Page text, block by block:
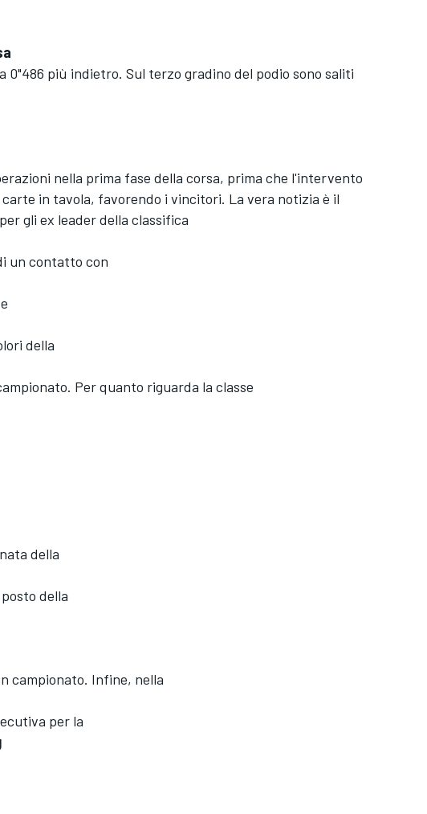
0"486 più indietro. Sul terzo gradino del podio sono saliti
nella prima fase della corsa, prima che l'intervento
in tavola, favorendo i vincitori. La vera notizia è il
gli ex leader della classifica
un contatto con
della
Per quanto riguarda la classe
della
della
campionato. Infine, nella
per la